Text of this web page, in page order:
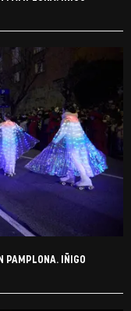
PAMPLONA. IÑIGO